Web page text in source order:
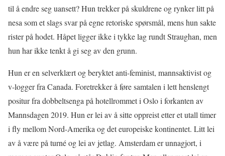
til å endre seg uansett? Hun trekker på skuldrene og rynker litt på
nesa som et slags svar på egne retoriske spørsmål, mens hun sakte
rister på hodet. Håpet ligger ikke i tykke lag rundt Straughan, men
hun har ikke tenkt å gi seg av den grunn.
Hun er en selverklært og beryktet anti-feminist, mannsaktivist og
v-logger fra Canada. Foretrekker å føre samtalen i lett henslengt
positur fra dobbeltsenga på hotellrommet i Oslo i forkanten av
Mannsdagen 2019. Hun er lei av å sitte oppreist etter et utall timer
i fly mellom Nord-Amerika og det europeiske kontinentet. Litt lei
av å være på turné og lei av jetlag. Amsterdam er unnagjort, i